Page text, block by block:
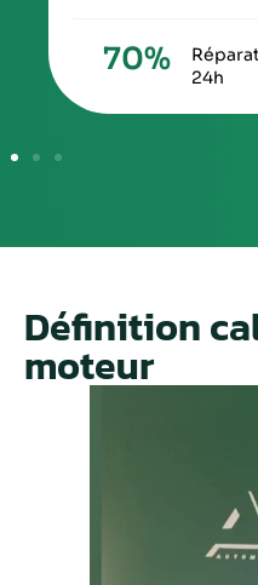
24h
70%
Définition
moteur